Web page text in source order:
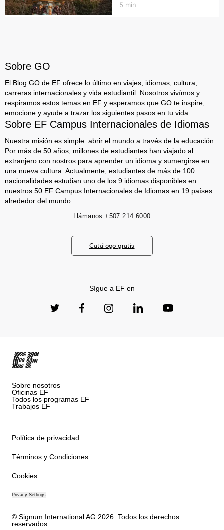
5 min
Sobre GO
El Blog GO de EF ofrece lo último en viajes, idiomas, cultura,
carreras internacionales y vida estudiantil. Nosotros vivímos y
respiramos estos temas en EF y esperamos que GO te inspire,
emocione y ayude a trazar los siguientes pasos en tu vida.
Sobre EF Campus Internacionales de Idiomas
Nuestra misión es simple: abrir el mundo a través de la educación.
Por más de 50 años, millones de estudiantes han viajado al
extranjero con nostros para aprender un idioma y sumergirse en
una nueva cultura. Actualmente, estudiantes de más de 100
nacionalidades estudian uno de los 9 idiomas disponibles en
nuestros 50 EF Campus Internacionales de Idiomas en 19 países
alrededor del mundo.
Llámanos +507 214 6000
Catálogo gratis
Sígue a EF en
Sobre nosotros
Oficinas EF
Todos los programas EF
Trabajos EF
Política de privacidad
Términos y Condiciones
Cookies
Privacy Settings
© Signum International AG 2026. Todos los derechos
reservados.